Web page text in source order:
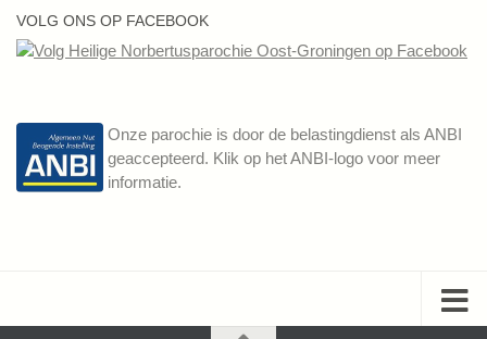
VOLG ONS OP FACEBOOK
Onze parochie is door de belastingdienst als ANBI
geaccepteerd. Klik op het ANBI-logo voor meer
informatie.